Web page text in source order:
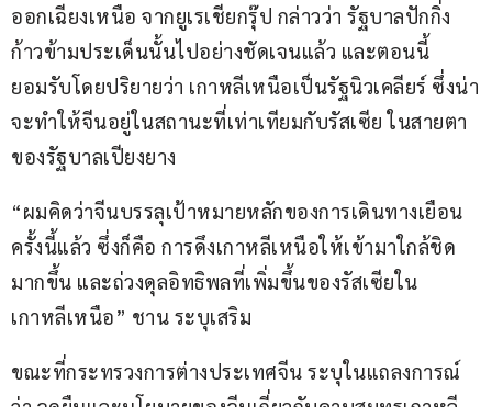
ออกเฉียงเหนือ จากยูเรเชียกรุ๊ป กล่าวว่า รัฐบาลปักกิ่ง
ก้าวข้ามประเด็นนั้นไปอย่างชัดเจนแล้ว และตอนนี้
ยอมรับโดยปริยายว่า เกาหลีเหนือเป็นรัฐนิวเคลียร์ ซึ่งน่า
จะทำให้จีนอยู่ในสถานะที่เท่าเทียมกับรัสเซีย ในสายตา
ของรัฐบาลเปียงยาง
“ผมคิดว่าจีนบรรลุเป้าหมายหลักของการเดินทางเยือน
ครั้งนี้แล้ว ซึ่งก็คือ การดึงเกาหลีเหนือให้เข้ามาใกล้ชิด
มากขึ้น และถ่วงดุลอิทธิพลที่เพิ่มขึ้นของรัสเซียใน
เกาหลีเหนือ” ชาน ระบุเสริม
ขณะที่กระทรวงการต่างประเทศจีน ระบุในแถลงการณ์